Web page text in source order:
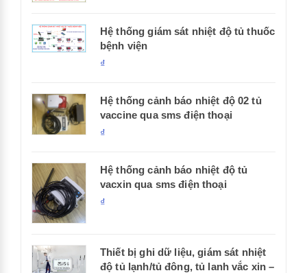
Hệ thống giám sát nhiệt độ tủ thuốc
bệnh viện
₫
Hệ thống cảnh báo nhiệt độ 02 tủ
vaccine qua sms điện thoại
₫
Hệ thống cảnh báo nhiệt độ tủ
vacxin qua sms điện thoại
₫
Thiết bị ghi dữ liệu, giám sát nhiệt
độ tủ lạnh/tủ đông, tủ lanh vắc xin –